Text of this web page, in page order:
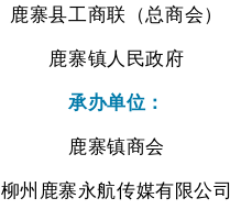
鹿寨县工商联（总商会）
鹿寨镇人民政府
承办单位：
鹿寨镇商会
柳州鹿寨永航传媒有限公司